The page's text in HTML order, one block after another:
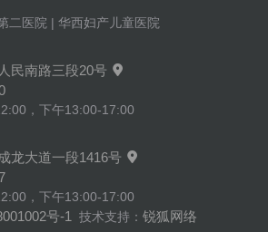
二医院 | 华西妇产儿童医院
民南路三段20号 
，下午13:00-17:00
龙大道一段1416号 
，下午13:00-17:00
号-1 技术支持： 锐狐网络